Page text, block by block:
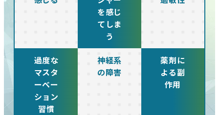
を感じ
てしま
う
過度な
マスタ
ーベー
ション
習慣
神経系
の障害
薬剤に
よる副
作用